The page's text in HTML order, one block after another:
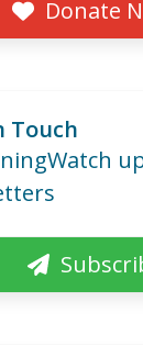
Donate
Touch